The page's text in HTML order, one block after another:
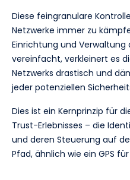
Diese feingranulare
Netzwerke immer zu
Einrichtung und
vereinfacht, verkleinert es
Netzwerks drastisch und
jeder potenziellen
Dies ist ein Kernprinzip für
Trust-Erlebnisses – die
und deren Steuerung auf
Pfad, ähnlich wie ein GPS